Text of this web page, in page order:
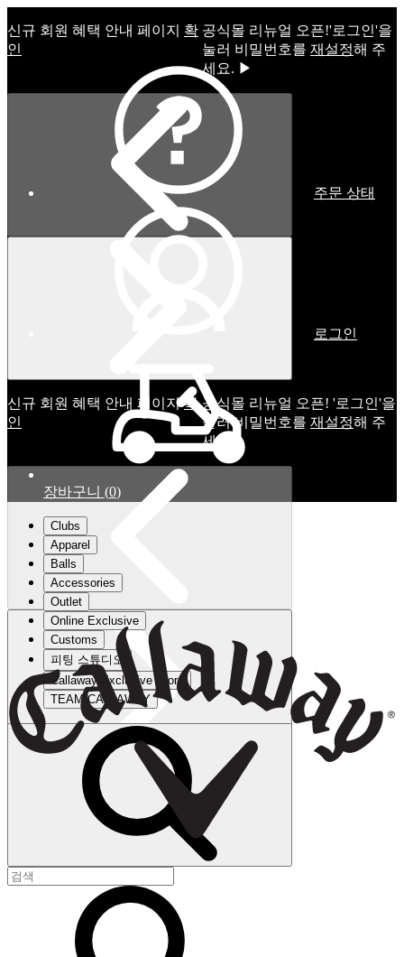
신규 회원 혜택 안내 페이지 확
인
공식몰 리뉴얼 오픈!ㅤ'로그인'을
눌러 비밀번호를 재설정해 주
세요. ▶
신규 회원 혜택 안내 페이지확
인
공식몰 리뉴얼 오픈! '로그인'을
눌러 비밀번호를 재설정해 주
세요.
주문 상태
로그인
장바구니 (0)
Clubs
Apparel
Balls
Accessories
Outlet
Online Exclusive
Customs
피팅 스튜디오
Callaway Exclusive Store
TEAM CALLAWAY